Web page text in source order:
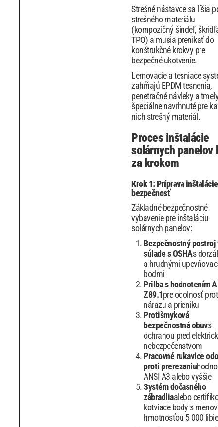
Strešné nástavce sa líšia
strešného materiálu
(kompozičný šindeľ,
TPO) a musia prenikať do
konštrukčné krokvy pre
bezpečné ukotvenie.
Lemovacie a tesniace
zahŕňajú EPDM tesnenia,
penetračné návleky a tmely
špeciálne navrhnuté pre
nich strešný materiál.
Proces inštalácie
solárnych panelov
za krokom
Krok 1: Príprava
bezpečnosť
Základné bezpečnostné
vybavenie pre inštaláciu
solárnych panelov:
Bezpečnostný postroj
súlade s OSHAs
a hrudnými
bodmi
Prilba s hodnotením
Z89.1pre odolnosť
nárazu a prieniku
Protišmyková
bezpečnostná obuvs
ochranou pred
nebezpečenstvom
Pracovné rukavice
proti prerezaniu
ANSI A3 alebo vyššie
Systém dočasného
zábradliaalebo
kotviace body s
hmotnosťou 5 000